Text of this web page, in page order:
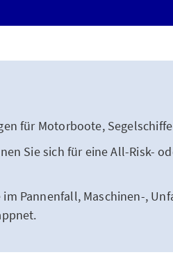
für Motorboote,
Sie sich für eine All-Risk-
Pannenfall, Maschinen-,